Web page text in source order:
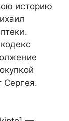
историю
Сергея.